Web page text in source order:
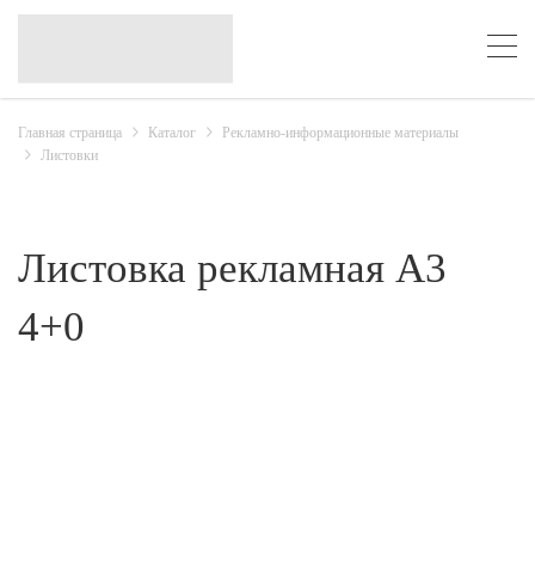
Главная страница Каталог
Рекламно-информационные материалы
Листовки
Листовка рекламная A3
4+0